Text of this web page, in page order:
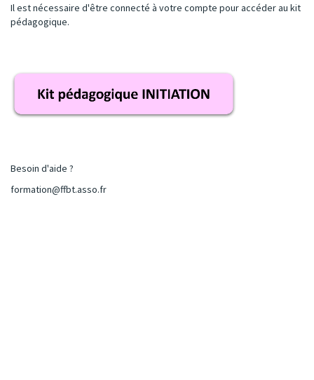
Il est nécessaire d'être connecté à votre compte pour accéder au kit
pédagogique.
Besoin d'aide ?
formation@ffbt.asso.fr